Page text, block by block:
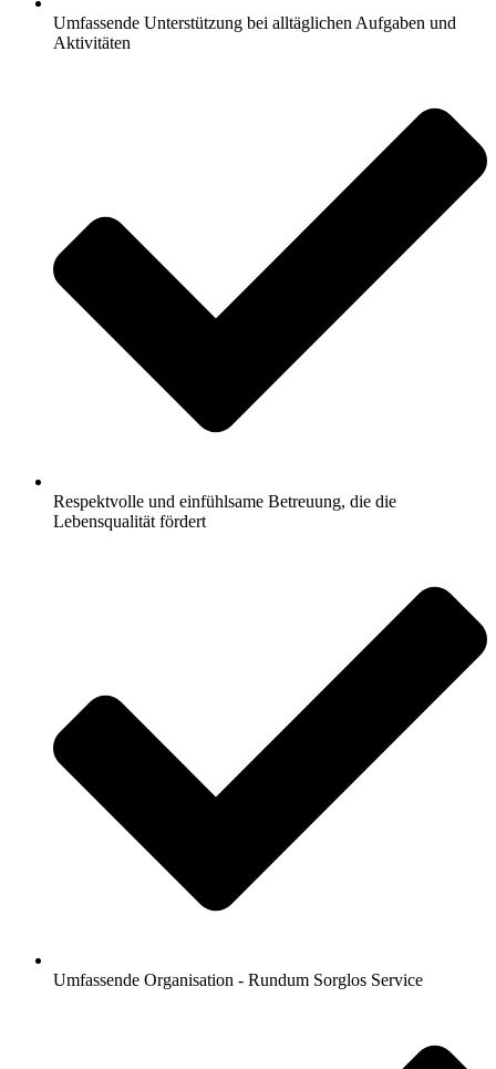
Umfassende Unterstützung bei alltäglichen Aufgaben und
Aktivitäten
Respektvolle und einfühlsame Betreuung, die die
Lebensqualität fördert
Umfassende Organisation - Rundum Sorglos Service